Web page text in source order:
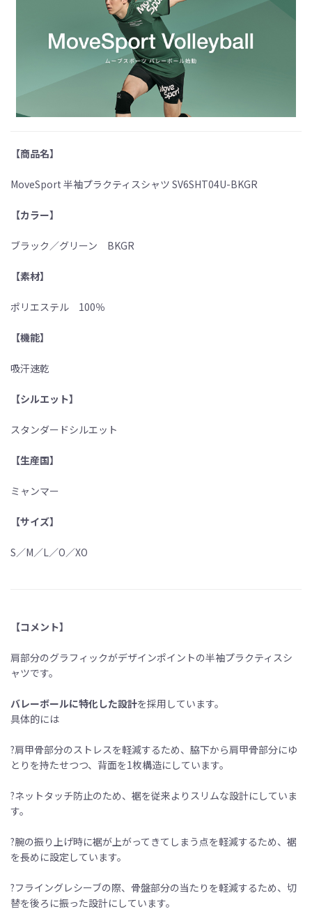
【商品名】
MoveSport 半袖プラクティスシャツ SV6SHT04U-BKGR
【カラー】
ブラック／グリーン BKGR
【素材】
ポリエステル 100％
【機能】
吸汗速乾
【シルエット】
スタンダードシルエット
【生産国】
ミャンマー
【サイズ】
S／M／L／O／XO
【コメント】
肩部分のグラフィックがデザインポイントの半袖プラクティスシ
ャツです。
バレーボールに特化した設計を採用しています。
具体的には
?肩甲骨部分のストレスを軽減するため、脇下から肩甲骨部分にゆ
とりを持たせつつ、背面を1枚構造にしています。
?ネットタッチ防止のため、裾を従来よりスリムな設計にしていま
す。
?腕の振り上げ時に裾が上がってきてしまう点を軽減するため、裾
を長めに設定しています。
?フライングレシーブの際、骨盤部分の当たりを軽減するため、切
替を後ろに振った設計にしています。